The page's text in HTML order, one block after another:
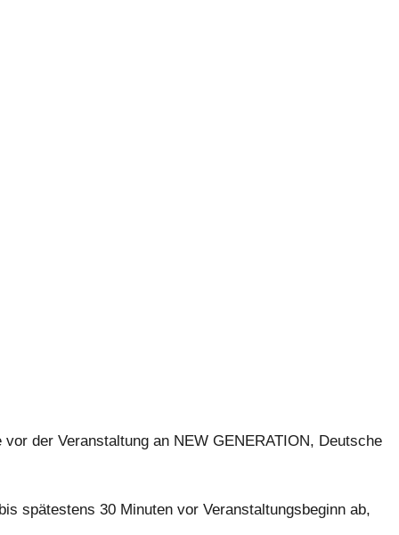
der Veranstaltung an NEW GENERATION, Deutsche
spätestens 30 Minuten vor Veranstaltungsbeginn ab,